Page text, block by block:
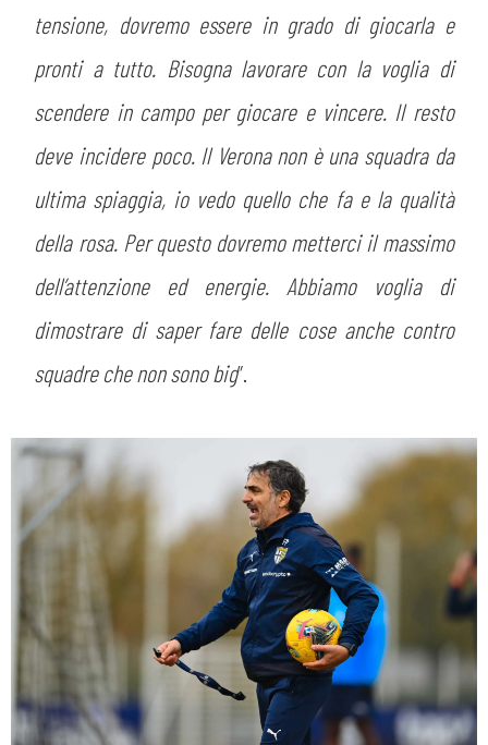
tensione, dovremo essere in grado di giocarla e
pronti a tutto. Bisogna lavorare con la voglia di
scendere in campo per giocare e vincere. Il resto
deve incidere poco. Il Verona non è una squadra da
ultima spiaggia, io vedo quello che fa e la qualità
della rosa. Per questo dovremo metterci il massimo
dell’attenzione ed energie. Abbiamo voglia di
dimostrare di saper fare delle cose anche contro
squadre che non sono big”.